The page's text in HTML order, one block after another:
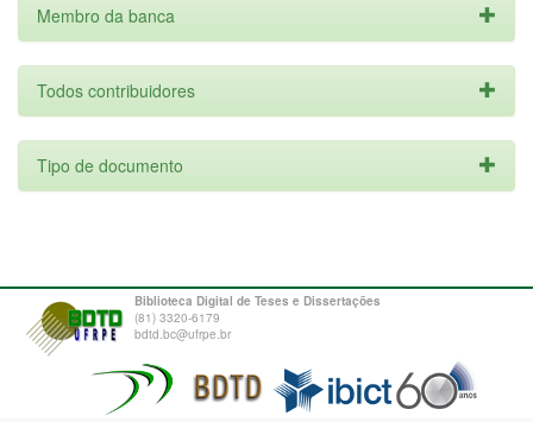
Membro da banca
Todos contribuidores
Tipo de documento
Biblioteca Digital de Teses e Dissertações
(81) 3320-6179
bdtd.bc@ufrpe.br